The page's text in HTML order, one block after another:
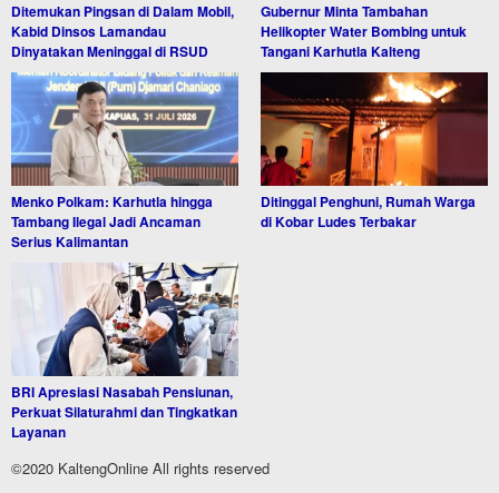
Ditemukan Pingsan di Dalam Mobil,
Kabid Dinsos Lamandau
Dinyatakan Meninggal di RSUD
Gubernur Minta Tambahan
Helikopter Water Bombing untuk
Tangani Karhutla Kalteng
Menko Polkam: Karhutla hingga
Tambang Ilegal Jadi Ancaman
Serius Kalimantan
Ditinggal Penghuni, Rumah Warga
di Kobar Ludes Terbakar
BRI Apresiasi Nasabah Pensiunan,
Perkuat Silaturahmi dan Tingkatkan
Layanan
©2020 KaltengOnline All rights reserved